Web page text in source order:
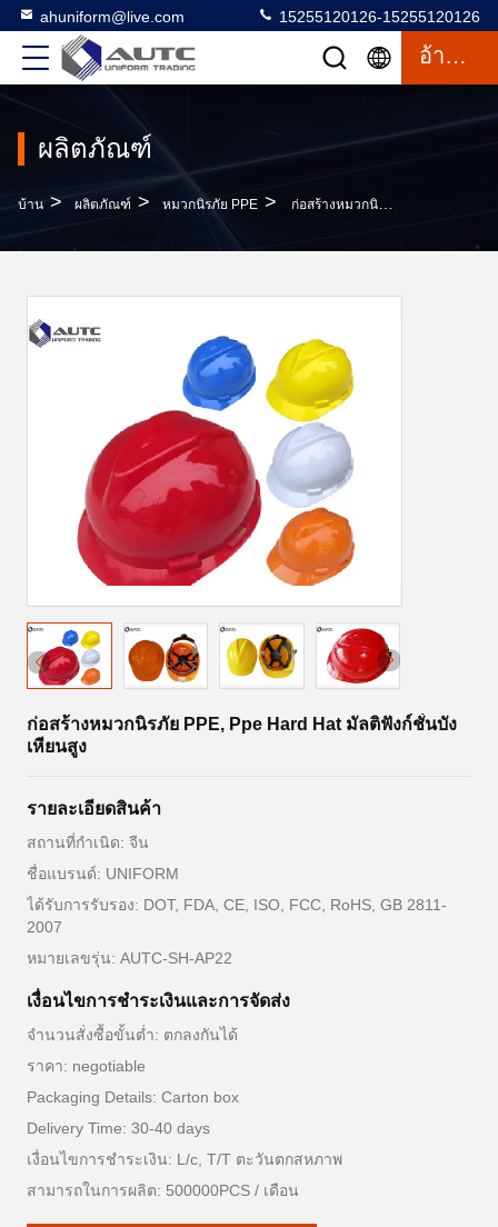
ahuniform@live.com 15255120126-15255120126
อ้างอิง
ผลิตภัณฑ์
บ้าน > ผลิตภัณฑ์ > หมวกนิรภัย PPE > ก่อสร้างหมวกนิรภัย PPE, Ppe Hard Hat มัลติฟังก์ชั่นบังเหียนสูง
ก่อสร้างหมวกนิรภัย PPE, Ppe Hard Hat มัลติฟังก์ชั่นบัง
เหียนสูง
รายละเอียดสินค้า
สถานที่กำเนิด: จีน
ชื่อแบรนด์: UNIFORM
ได้รับการรับรอง: DOT, FDA, CE, ISO, FCC, RoHS, GB 2811-
2007
หมายเลขรุ่น: AUTC-SH-AP22
เงื่อนไขการชำระเงินและการจัดส่ง
จำนวนสั่งซื้อขั้นต่ำ: ตกลงกันได้
ราคา: negotiable
Packaging Details: Carton box
Delivery Time: 30-40 days
เงื่อนไขการชำระเงิน: L/c, T/T ตะวันตกสหภาพ
สามารถในการผลิต: 500000PCS / เดือน